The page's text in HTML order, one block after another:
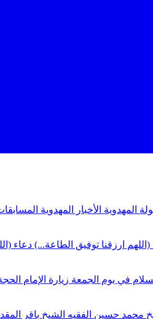
المهدوية الأخبار المهدوية
(اللهم ارزقنا توفيق الطاعة...) دعاء
في يوم الجمعة زيارة الإمام
محمد حسين الفقيه الشيخ باقر